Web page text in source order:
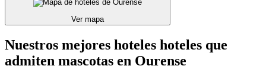
Ver mapa
Nuestros mejores hoteles hoteles que
admiten mascotas en Ourense